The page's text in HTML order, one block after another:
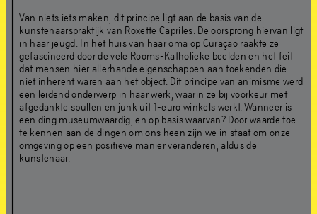
Van niets iets maken, dit principe ligt aan de basis van de
kunstenaarspraktijk van Roxette Capriles. De oorsprong hiervan ligt
in haar jeugd. In het huis van haar oma op Curaçao raakte ze
gefascineerd door de vele Rooms-Katholieke beelden en het feit
dat mensen hier allerhande eigenschappen aan toekenden die
niet inherent waren aan het object. Dit principe van animisme werd
een leidend onderwerp in haar werk, waarin ze bij voorkeur met
afgedankte spullen en junk uit 1-euro winkels werkt. Wanneer is
een ding museumwaardig, en op basis waarvan? Door waarde toe
te kennen aan de dingen om ons heen zijn we in staat om onze
omgeving op een positieve manier veranderen, aldus de
kunstenaar.